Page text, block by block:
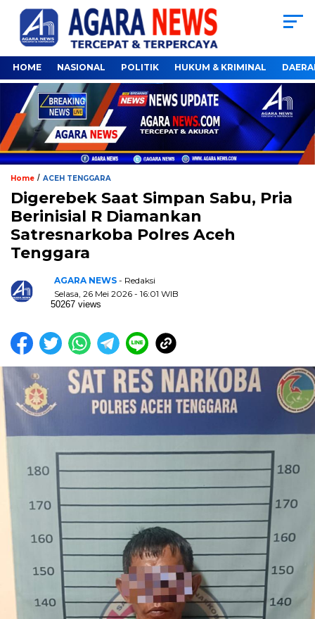
HOME NASIONAL POLITIK HUKUM & KRIMINAL
Home / ACEH TENGGARA
Digerebek Saat Simpan Sabu, Pria
Berinisial R Diamankan
Satresnarkoba Polres Aceh
Tenggara
AGARA NEWS - Redaksi
Selasa, 26 Mei 2026 - 16:01 WIB
50267 views